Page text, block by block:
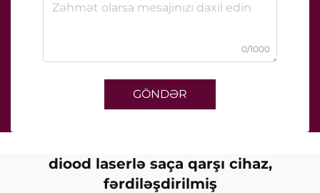
0/1000
GÖNDƏR
diood laserlə saça qarşı cihaz,
fərdiləşdirilmiş